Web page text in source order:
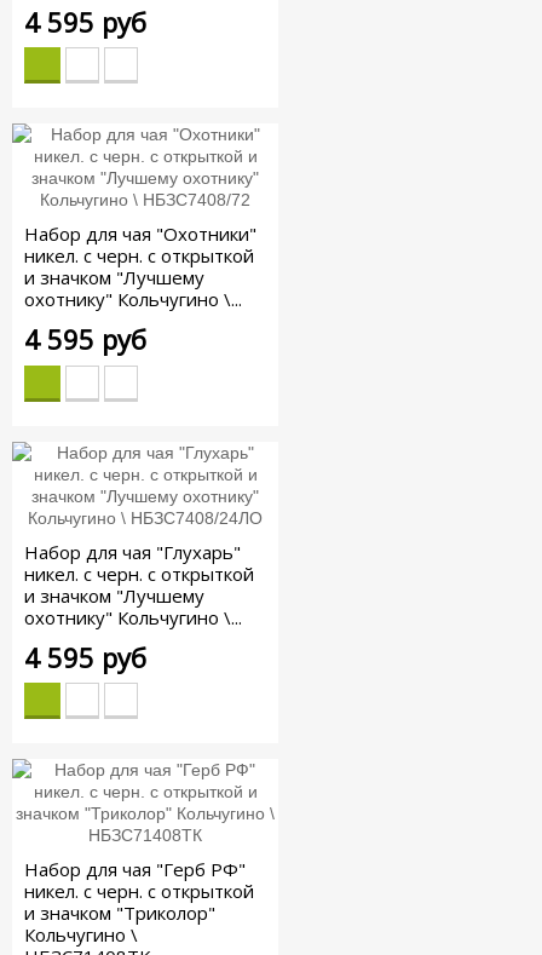
4 595 руб
Набор для чая "Охотники"
никел. с черн. с открыткой
и значком "Лучшему
охотнику" Кольчугино \...
4 595 руб
Набор для чая "Глухарь"
никел. с черн. с открыткой
и значком "Лучшему
охотнику" Кольчугино \...
4 595 руб
Набор для чая "Герб РФ"
никел. с черн. с открыткой
и значком "Триколор"
Кольчугино \